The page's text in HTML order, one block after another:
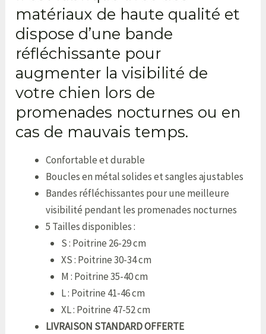
matériaux de haute qualité et
dispose d’une bande
réfléchissante pour
augmenter la visibilité de
votre chien lors de
promenades nocturnes ou en
cas de mauvais temps.
Confortable et durable
Boucles en métal solides et sangles ajustables
Bandes réfléchissantes pour une meilleure
visibilité pendant les promenades nocturnes
5 Tailles disponibles :
S : Poitrine 26-29 cm
XS : Poitrine 30-34 cm
M : Poitrine 35-40 cm
L : Poitrine 41-46 cm
XL : Poitrine 47-52 cm
LIVRAISON STANDARD OFFERTE